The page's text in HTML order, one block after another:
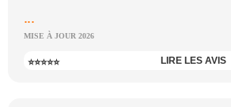
...
MISE À JOUR 2026
⭐⭐⭐⭐⭐ LIRE LES AVIS